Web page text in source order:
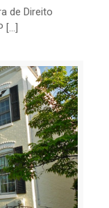
de Direito
[…]